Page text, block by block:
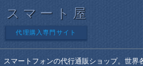
スマート屋
代理購入専門サイト
スマートフォンの代行通販ショップ。世界